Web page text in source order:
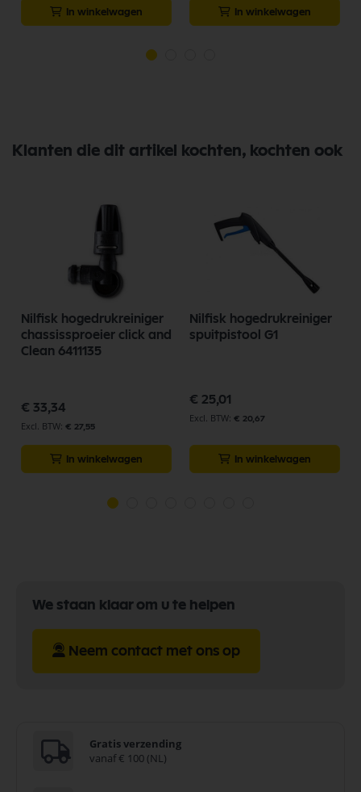
In winkelwagen In winkelwagen
Klanten die dit artikel kochten, kochten ook
Nilfisk hogedrukreiniger
chassissproeier click and
Clean 6411135
€ 33,34
€ 27,55
In winkelwagen
Nilfisk hogedrukreiniger
spuitpistool G1
€ 25,01
€ 20,67
In winkelwagen
We staan klaar om u te helpen
Neem contact met ons op
Gratis verzending
vanaf € 100 (NL)